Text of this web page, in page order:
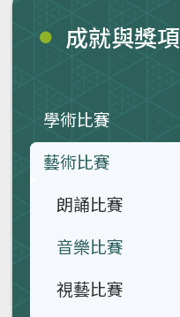
成就與獎項
學術比賽
藝術比賽
朗誦比賽
音樂比賽
視藝比賽